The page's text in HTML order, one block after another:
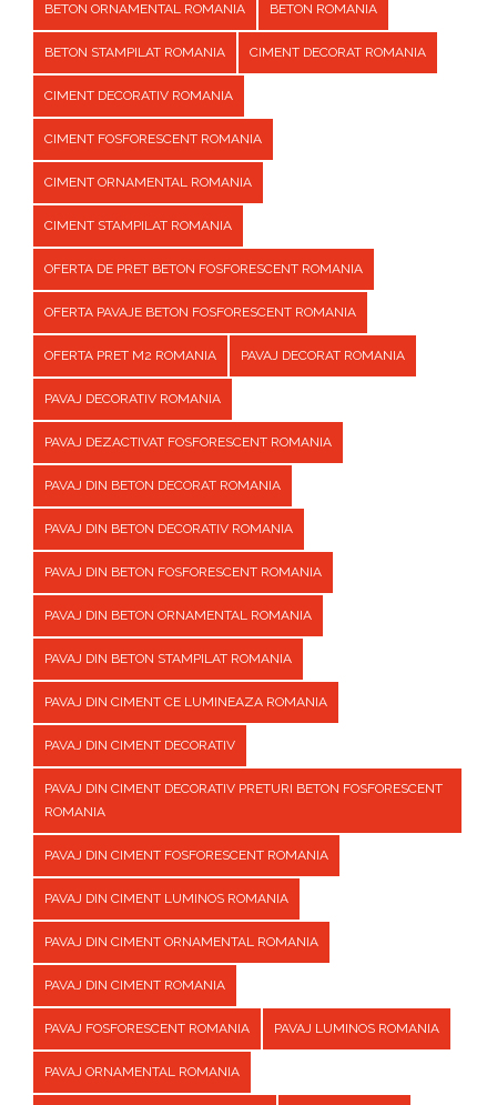
BETON ORNAMENTAL ROMANIA BETON ROMANIA
BETON STAMPILAT ROMANIA CIMENT DECORAT ROMANIA
CIMENT DECORATIV ROMANIA
CIMENT FOSFORESCENT ROMANIA
CIMENT ORNAMENTAL ROMANIA
CIMENT STAMPILAT ROMANIA
OFERTA DE PRET BETON FOSFORESCENT ROMANIA
OFERTA PAVAJE BETON FOSFORESCENT ROMANIA
OFERTA PRET M2 ROMANIA PAVAJ DECORAT ROMANIA
PAVAJ DECORATIV ROMANIA
PAVAJ DEZACTIVAT FOSFORESCENT ROMANIA
PAVAJ DIN BETON DECORAT ROMANIA
PAVAJ DIN BETON DECORATIV ROMANIA
PAVAJ DIN BETON FOSFORESCENT ROMANIA
PAVAJ DIN BETON ORNAMENTAL ROMANIA
PAVAJ DIN BETON STAMPILAT ROMANIA
PAVAJ DIN CIMENT CE LUMINEAZA ROMANIA
PAVAJ DIN CIMENT DECORATIV
PAVAJ DIN CIMENT DECORATIV PRETURI BETON FOSFORESCENT
ROMANIA
PAVAJ DIN CIMENT FOSFORESCENT ROMANIA
PAVAJ DIN CIMENT LUMINOS ROMANIA
PAVAJ DIN CIMENT ORNAMENTAL ROMANIA
PAVAJ DIN CIMENT ROMANIA
PAVAJ FOSFORESCENT ROMANIA PAVAJ LUMINOS ROMANIA
PAVAJ ORNAMENTAL ROMANIA